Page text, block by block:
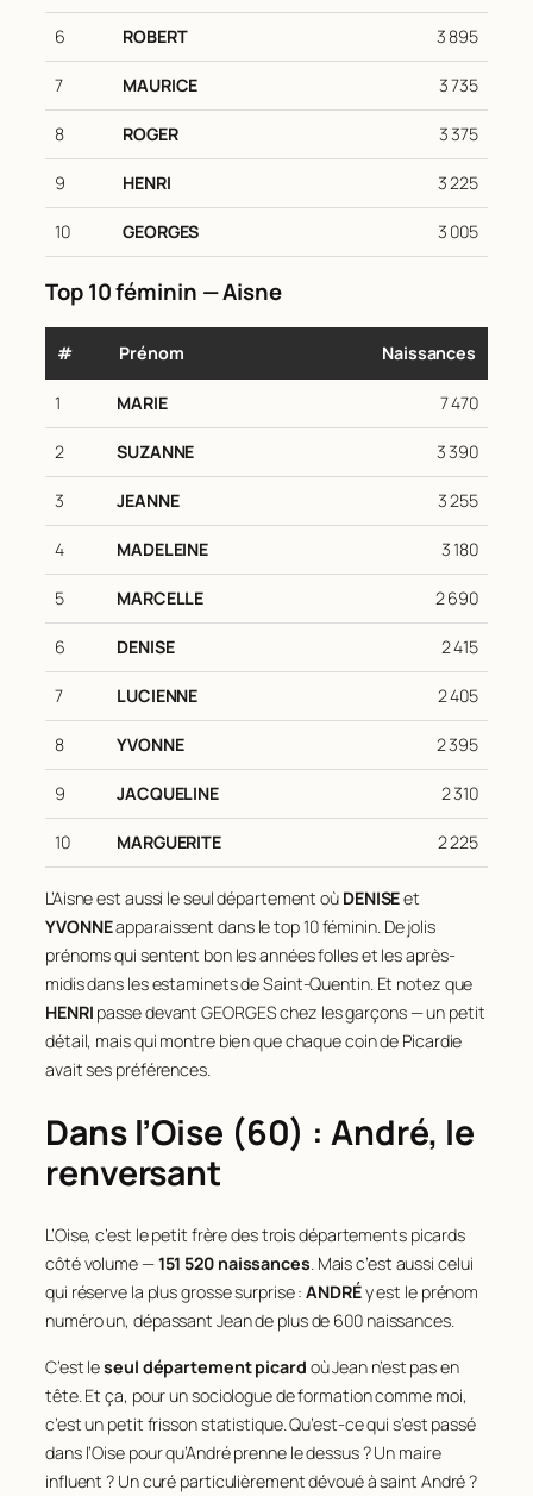
6 ROBERT 3 895
7 MAURICE 3 735
8 ROGER 3 375
9 HENRI 3 225
10 GEORGES 3 005
Top 10 féminin — Aisne
# Prénom Naissances
1 MARIE 7 470
2 SUZANNE 3 390
3 JEANNE 3 255
4 MADELEINE 3 180
5 MARCELLE 2 690
6 DENISE 2 415
7 LUCIENNE 2 405
8 YVONNE 2 395
9 JACQUELINE 2 310
10 MARGUERITE 2 225
L’Aisne est aussi le seul département où DENISEet
YVONNEapparaissent dans le top 10 féminin. De jolis
prénoms qui sentent bon les années folles et les après-
midis dans les estaminets de Saint-Quentin. Et notez que
HENRI passe devant GEORGES chez les garçons — un petit
détail, mais qui montre bien que chaque coin de Picardie
avait ses préférences.
Dans l’Oise (60) : André, le
renversant
L’Oise, c’est le petit frère des trois départements picards
côté volume —151 520 naissances. Mais c’est aussi celui
qui réserve la plus grosse surprise :ANDRÉy est le prénom
numéro un, dépassant Jean de plus de 600 naissances.
C’est leseul département picard où Jean n’est pas en
tête. Et ça, pour un sociologue de formation comme moi,
c’est un petit frisson statistique. Qu’est-ce qui s’est passé
dans l’Oise pour qu’André prenne le dessus ? Un maire
influent ? Un curé particulièrement dévoué à saint André ?